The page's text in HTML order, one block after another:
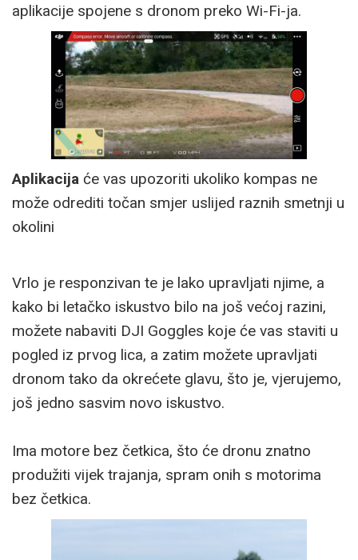
aplikacije spojene s dronom preko Wi-Fi-ja.
Aplikacija će vas upozoriti ukoliko kompas ne
može odrediti točan smjer uslijed raznih smetnji u
okolini
Vrlo je responzivan te je lako upravljati njime, a
kako bi letačko iskustvo bilo na još većoj razini,
možete nabaviti DJI Goggles koje će vas staviti u
pogled iz prvog lica, a zatim možete upravljati
dronom tako da okrećete glavu, što je, vjerujemo,
još jedno sasvim novo iskustvo.
Ima motore bez četkica, što će dronu znatno
produžiti vijek trajanja, spram onih s motorima
bez četkica.